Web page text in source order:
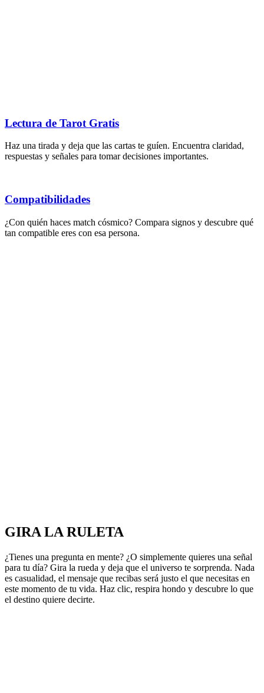
Lectura de Tarot Gratis
Haz una tirada y deja que las cartas te guíen. Encuentra claridad,
respuestas y señales para tomar decisiones importantes.
Compatibilidades
¿Con quién haces match cósmico? Compara signos y descubre qué
tan compatible eres con esa persona.
GIRA LA RULETA
¿Tienes una pregunta en mente? ¿O simplemente quieres una señal
para tu día? Gira la rueda y deja que el universo te sorprenda. Nada
es casualidad, el mensaje que recibas será justo el que necesitas en
este momento de tu vida. Haz clic, respira hondo y descubre lo que
el destino quiere decirte.